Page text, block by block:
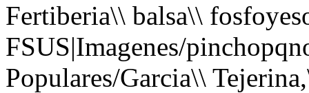
Fertiberia\\ balsa\\
FSUS|Imagenes/
Populares/Garcia\\